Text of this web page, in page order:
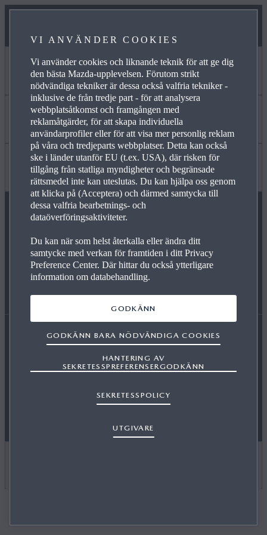
Jag vill
VETA MER OM FINANSIERING
HITTA EN ÅTERFÖRSÄLJARE
SE PÅ TILLBEHÖR
BYGGA EN BIL
Läs om
NYHETER OCH EVENT
NYHETSBREV
KARRIÄR
Bra att veta
VANLIGA FRÅGOR
INFOTAINMENT
Utgivare
VI ANVÄNDER COOKIES
Vi använder cookies och liknande teknik för att ge dig
den bästa Mazda-upplevelsen. Förutom strikt
nödvändiga tekniker är dessa också valfria tekniker -
inklusive de från tredje part - för att analysera
webbplatsåtkomst och framgången med
reklamåtgärder, för att skapa individuella
användarprofiler eller för att visa mer personlig reklam
på våra och tredjeparts webbplatser. Detta kan också
ske i länder utanför EU (t.ex. USA), där risken för
tillgång från statliga myndigheter och begränsade
rättsmedel inte kan uteslutas. Du kan hjälpa oss genom
att klicka på (Acceptera) och därmed samtycka till
dessa valfria bearbetnings- och
dataöverföringsaktiviteter.
Du kan när som helst återkalla eller ändra ditt
samtycke med verkan för framtiden i ditt Privacy
Preference Center. Där hittar du också ytterligare
information om databehandling.
SEKRETESSPOLICY
UTGIVARE
HANTERING AV
SEKRETESSPREFERENSERGODKÄNN
GODKÄNN BARA NÖDVÄNDIGA COOKIES
GODKÄNN